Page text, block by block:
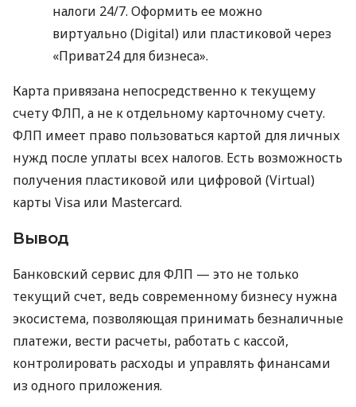
налоги 24/7. Оформить ее можно
виртуально (Digital) или пластиковой через
«Приват24 для бизнеса».
Карта привязана непосредственно к текущему
счету ФЛП, а не к отдельному карточному счету.
ФЛП имеет право пользоваться картой для личных
нужд после уплаты всех налогов. Есть возможность
получения пластиковой или цифровой (Virtual)
карты Visa или Mastercard.
Вывод
Банковский сервис для ФЛП — это не только
текущий счет, ведь современному бизнесу нужна
экосистема, позволяющая принимать безналичные
платежи, вести расчеты, работать с кассой,
контролировать расходы и управлять финансами
из одного приложения.